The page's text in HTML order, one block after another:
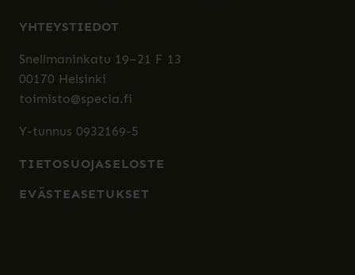
YHTEYSTIEDOT
Snellmaninkatu 19–21 F 13
00170 Helsinki
toimisto@specia.fi
Y-tunnus 0932169-5
TIETOSUOJASELOSTE
EVÄSTEASETUKSET